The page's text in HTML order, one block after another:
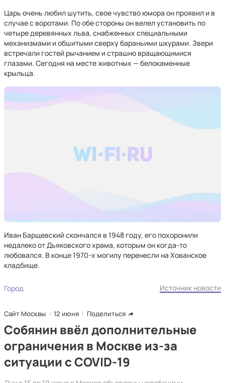
Царь очень любил шутить, свое чувство юмора он проявил и в
случае с воротами. По обе стороны он велел установить по
четыре деревянных льва, снабженных специальными
механизмами и обшитыми сверху бараньими шкурами. Звери
встречали гостей рычанием и страшно вращающимися
глазами. Сегодня на месте животных — белокаменные
крыльца.
Иван Барщевский скончался в 1948 году, его похоронили
недалеко от Дьяковского храма, которым он когда-то
любовался. В конце 1970-х могилу перенесли на Хованское
кладбище.
Город Источник новости
Сайт Москвы 12 июня Поделиться
Собянин ввёл дополнительные
ограничения в Москве из-за
ситуации с COVID-19